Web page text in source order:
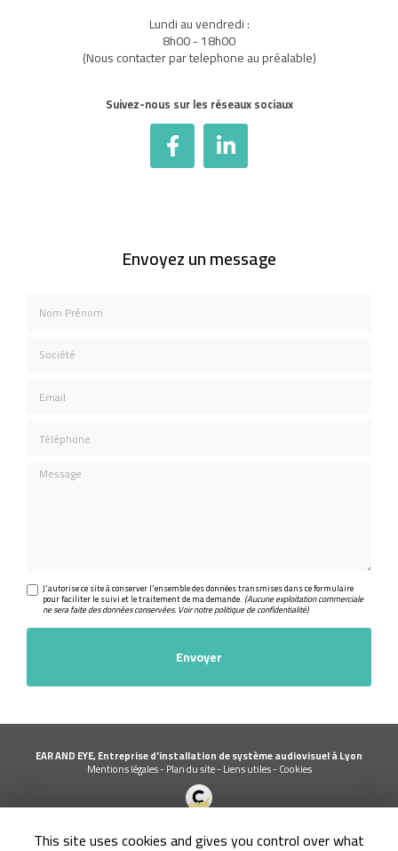
Lundi au vendredi :
8h00 - 18h00
(Nous contacter par telephone au préalable)
Suivez-nous sur les réseaux sociaux
Envoyez un message
Message
J'autorise ce site à conserver l'ensemble des données transmises dans ce formulaire
pour faciliter le suivi et le traitement de ma demande. (Aucune exploitation commerciale
ne sera faite des données conservées. Voir notrepolitique de confidentialité)
EAR AND EYE, Entreprise d'installation de système audiovisuel à Lyon
Mentions légales-Plan du site-Liens utiles-Cookies
Demande de Devis
This site uses cookies and gives you control over what